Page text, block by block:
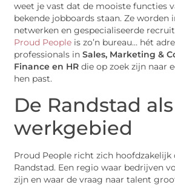
weet je vast dat de mooiste functies
bekende jobboards staan. Ze worden
netwerken en gespecialiseerde
Proud People is zo’n bureau… hét
professionals inSales, Marketing &
Finance en HR die op zoek zijn naar
hen past.
De Randstad als
werkgebied
Proud People richt zich hoofdzakelijk
Randstad. Een regio waar bedrijven
zijn en waar de vraag naar talent